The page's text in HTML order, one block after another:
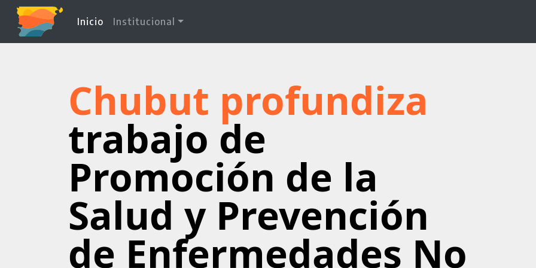
Inicio (current)
Institucional
Chubut profundiza
trabajo de
Promoción de la
Salud y Prevención
de Enfermedades No